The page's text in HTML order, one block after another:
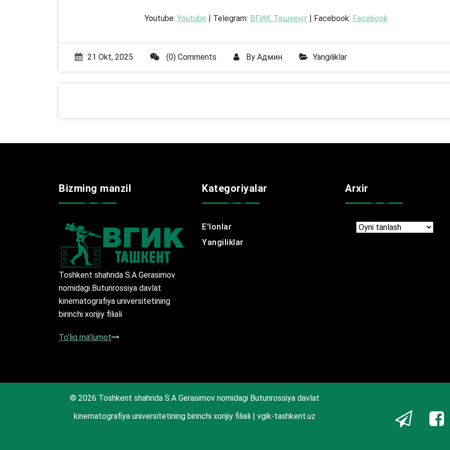
Youtube: Youtube | Telegram: ВГИК Ташкент | Facebook: Facebook
21 Okt, 2025 (0) Comments By Админ Yangiliklar
Bizming manzil
Toshkent shahrida S.A Gerasimov
nomidagi Butunrossiya davlat
kinematografiya universitetining
birinchi xorijiy filiali
To‘liq ma’lumot
Kategoriyalar
E'lonlar
Yangiliklar
Arxir
Arxir
© 2026 Toshkent shahrida S.A Gerasimov nomidagi Butunrossiya davlat
kinematografiya universitetining birinchi xorijiy filiali | vgik-tashkent.uz